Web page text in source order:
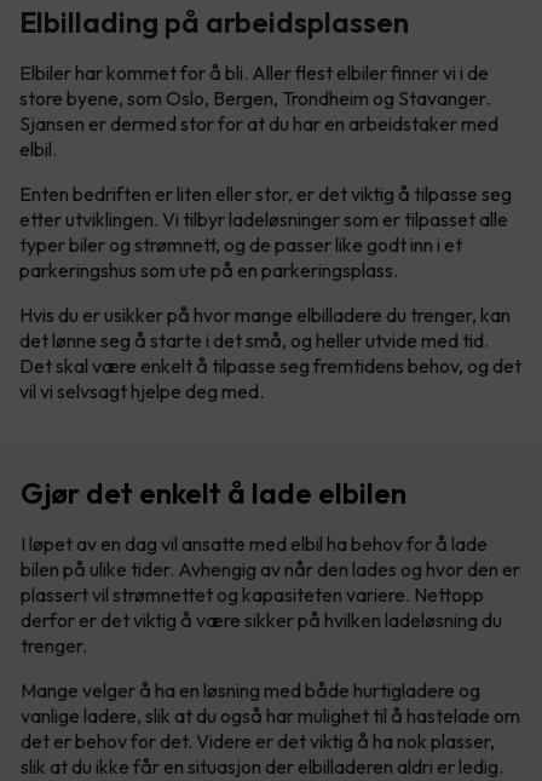
Elbillading på arbeidsplassen
Elbiler har kommet for å bli. Aller flest elbiler finner vi i de
store byene, som Oslo, Bergen, Trondheim og Stavanger.
Sjansen er dermed stor for at du har en arbeidstaker med
elbil.
Enten bedriften er liten eller stor, er det viktig å tilpasse seg
etter utviklingen. Vi tilbyr ladeløsninger som er tilpasset alle
typer biler og strømnett, og de passer like godt inn i et
parkeringshus som ute på en parkeringsplass.
Hvis du er usikker på hvor mange elbilladere du trenger, kan
det lønne seg å starte i det små, og heller utvide med tid.
Det skal være enkelt å tilpasse seg fremtidens behov, og det
vil vi selvsagt hjelpe deg med.
Gjør det enkelt å lade elbilen
I løpet av en dag vil ansatte med elbil ha behov for å lade
bilen på ulike tider. Avhengig av når den lades og hvor den er
plassert vil strømnettet og kapasiteten variere. Nettopp
derfor er det viktig å være sikker på hvilken ladeløsning du
trenger.
Mange velger å ha en løsning med både hurtigladere og
vanlige ladere, slik at du også har mulighet til å hastelade om
det er behov for det. Videre er det viktig å ha nok plasser,
slik at du ikke får en situasjon der elbilladeren aldri er ledig.